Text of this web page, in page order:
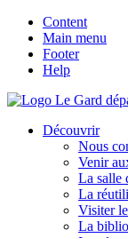
Content
Main menu
Footer
Help
Découvrir
Nous
Venir
La salle
La
Visiter
La